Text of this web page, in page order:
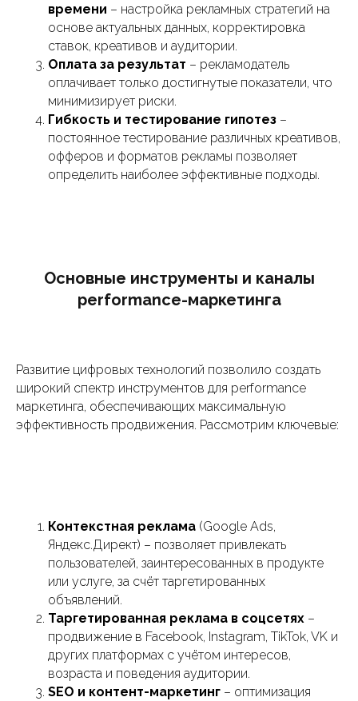
времени – настройка рекламных стратегий на
основе актуальных данных, корректировка
ставок, креативов и аудитории.
Оплата за результат – рекламодатель
оплачивает только достигнутые показатели, что
минимизирует риски.
Гибкость и тестирование гипотез –
постоянное тестирование различных креативов,
офферов и форматов рекламы позволяет
определить наиболее эффективные подходы.
Основные инструменты и каналы
performance-маркетинга
Развитие цифровых технологий позволило создать
широкий спектр инструментов для performance
маркетинга, обеспечивающих максимальную
эффективность продвижения. Рассмотрим ключевые:
Контекстная реклама (Google Ads,
Яндекс.Директ) – позволяет привлекать
пользователей, заинтересованных в продукте
или услуге, за счёт таргетированных
объявлений.
Таргетированная реклама в соцсетях –
продвижение в Facebook, Instagram, TikTok, VK и
других платформах с учётом интересов,
возраста и поведения аудитории.
SEO и контент-маркетинг – оптимизация